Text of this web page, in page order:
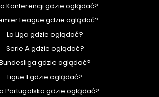
Konferencji gdzie oglądać?
League gdzie oglądać?
La Liga gdzie oglądać?
Serie A gdzie oglądać?
gdzie oglądać?
Ligue 1 gdzie oglądać?
Portugalska gdzie oglądać?